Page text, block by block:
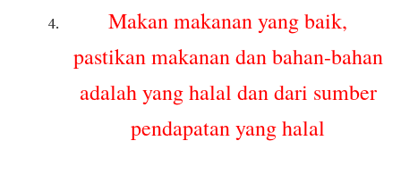
Makan makanan yang baik,
pastikan makanan dan bahan-bahan
adalah yang halal dan dari sumber
pendapatan yang halal